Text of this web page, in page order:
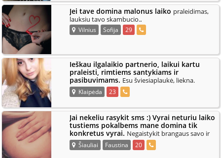
Jei tave domina malonus laiko praleidimas,
lauksiu tavo skambucio..
Vilnius Sofija 29
Ieškau ilgalaikio partnerio, laikui kartu
praleisti, rimtiems santykiams ir
pasibuvimams. Esu šviesiaplaukė, liekna.
Lauksiu žinučių..
Klaipėda 23
Jai nekeliu rasykit sms :) Vyrai neturiu laiko
tustiems pokalbems mane domina tik
konkretus vyrai. Negaistykit brangaus savo ir
mano laiko :).
Šiauliai Faustina 20